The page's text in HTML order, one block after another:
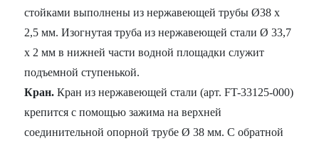
стойками выполнены из нержавеющей трубы Ø38 x
2,5 мм. Изогнутая труба из нержавеющей стали Ø 33,7
x 2 мм в нижней части водной площадки служит
подъемной ступенькой.
Кран.Кран из нержавеющей стали (арт. FT-33125-000)
крепится с помощью зажима на верхней
соединительной опорной трубе Ø 38 мм. С обратной